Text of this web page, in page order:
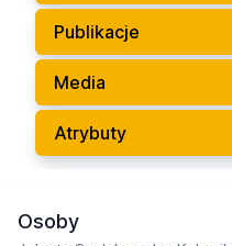
Publikacje
Media
Atrybuty
Osoby